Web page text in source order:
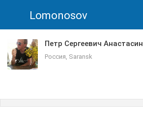
Lomonosov
Петр Сергеевич Анастасин
Россия, Saransk